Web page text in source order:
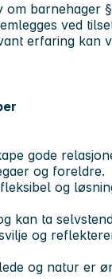
barnehager
ved
erfaring kan
gode
og foreldre.
og
kan ta
og
og natur er